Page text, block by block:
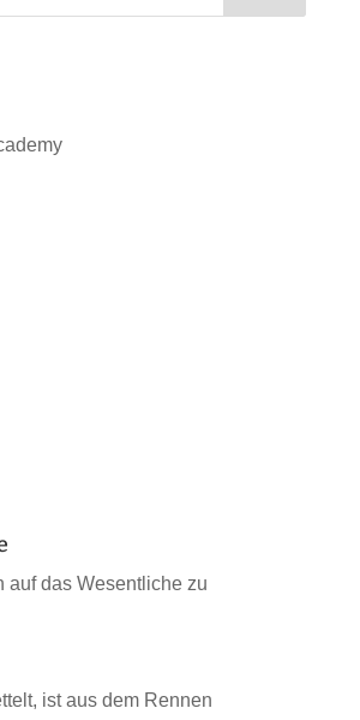
auf das Wesentliche zu
ist aus dem Rennen